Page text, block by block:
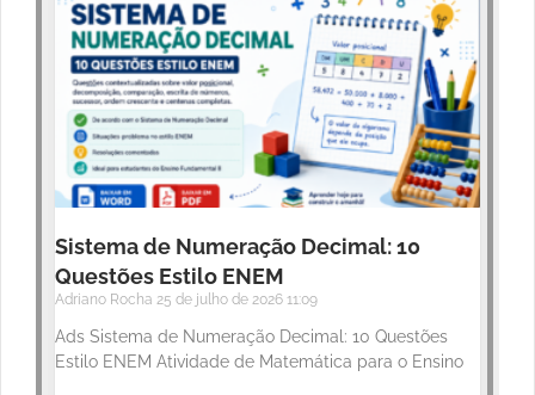
Sistema de Numeração Decimal: 10
Questões Estilo ENEM
Adriano Rocha 25 de julho de 2026 11:09
Ads Sistema de Numeração Decimal: 10 Questões
Estilo ENEM Atividade de Matemática para o Ensino